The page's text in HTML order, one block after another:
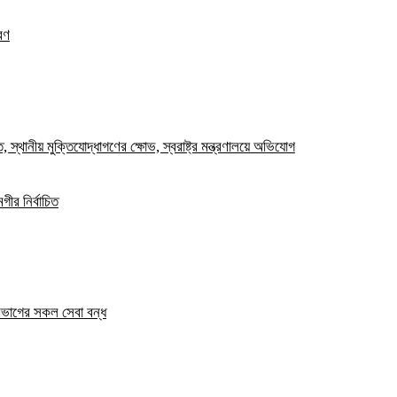
স্থানীয় মুক্তিযোদ্ধাগণের ক্ষোভ, স্বরাষ্ট্র মন্ত্রণালয়ে অভিযোগ
নির্বাচিত
সকল সেবা বন্ধ